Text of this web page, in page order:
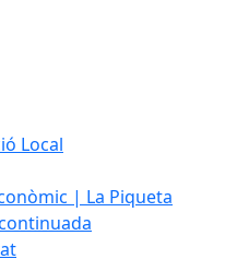
Local
| La Piqueta